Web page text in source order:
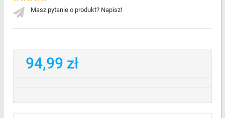
Masz pytanie o produkt? Napisz!
94,99 zł